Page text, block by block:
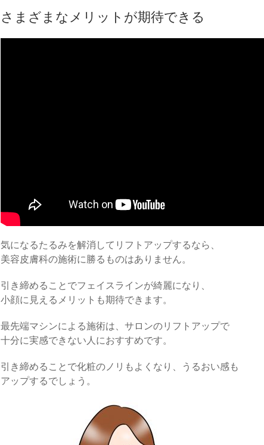
さまざまなメリットが期待できる
気になるたるみを解消してリフトアップするなら、
美容皮膚科の施術に勝るものはありません。
引き締めることでフェイスラインが綺麗になり、
小顔に見えるメリットも期待できます。
最先端マシンによる施術は、サロンのリフトアップで
十分に実感できない人におすすめです。
引き締めることで化粧のノリもよくなり、うるおい感も
アップするでしょう。